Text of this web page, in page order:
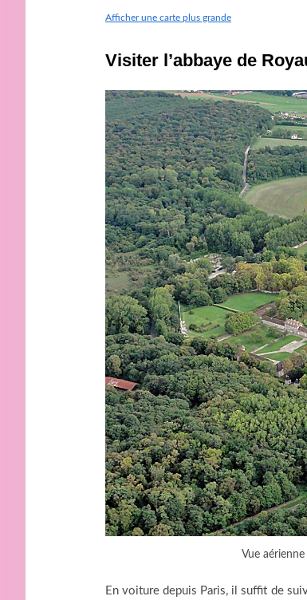
Afficher une carte plus grande
Visiter l’abbaye de
Vue
En voiture depuis Paris, il suffit de